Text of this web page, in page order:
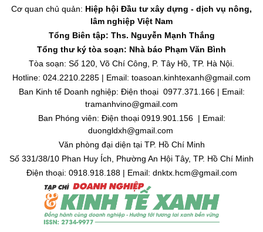
Cơ quan chủ quản: Hiệp hội Đầu tư xây dựng - dịch vụ nông,
lâm nghiệp Việt Nam
Tổng Biên tập: Ths. Nguyễn Mạnh Thắng
Tổng thư ký tòa soạn: Nhà báo Phạm Văn Bình
Tòa soạn: Số 120, Võ Chí Công, P. Tây Hồ, TP. Hà Nội.
Hotline: 024.2210.2285 | Email: toasoan.kinhtexanh@gmail.com
Ban Kinh tế Doanh nghiệp: Điện thoại 0977.371.166 | Email:
tramanhvino@gmail.com
Ban Phóng viên: Điện thoại 0919.901.156 | Email:
duongldxh@gmail.com
Văn phòng đại diện tại TP. Hồ Chí Minh
Số 331/38/10 Phan Huy Ích, Phường An Hội Tây, TP. Hồ Chí Minh
Điện thoại: 0918.918.188 | Email: dnktx.hcm@gmail.com